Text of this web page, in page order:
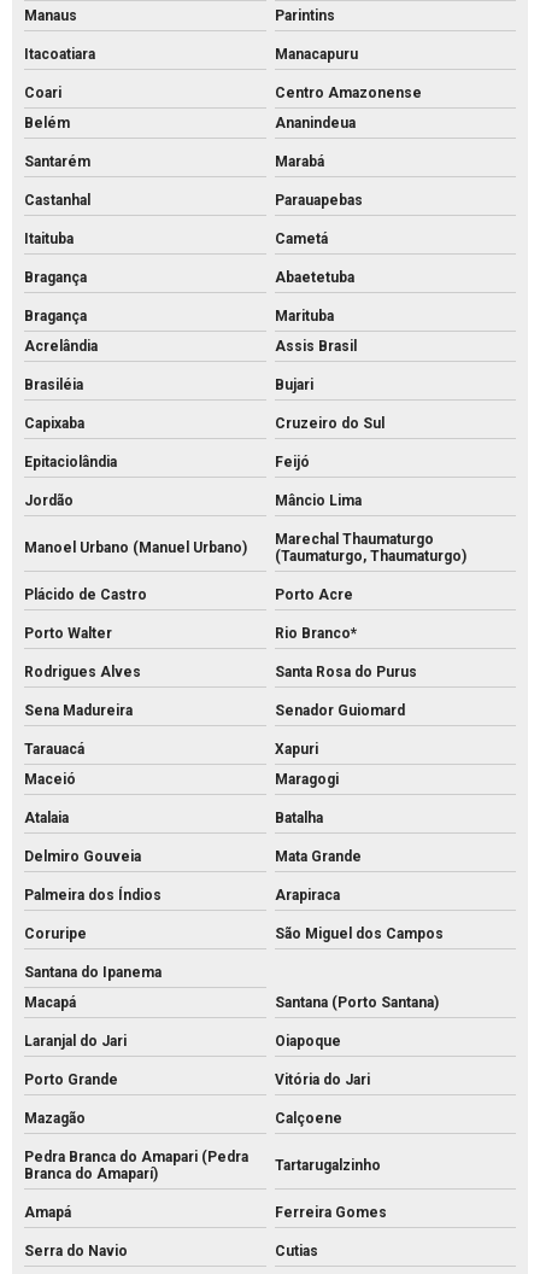
Manaus
Parintins
Itacoatiara Manacapuru
Coari
Centro Amazonense
Belém
Ananindeua
Santarém Marabá
Castanhal Parauapebas
Itaituba Cametá
Bragança Abaetetuba
Bragança
Marituba
Acrelândia
Assis Brasil
Brasiléia Bujari
Capixaba Cruzeiro do Sul
Epitaciolândia Feijó
Jordão Mâncio Lima
Manoel Urbano (Manuel Urbano)
Marechal Thaumaturgo
(Taumaturgo, Thaumaturgo)
Plácido de Castro Porto Acre
Porto Walter Rio Branco*
Rodrigues Alves Santa Rosa do Purus
Sena Madureira Senador Guiomard
Tarauacá
Xapuri
Maceió
Maragogi
Atalaia Batalha
Delmiro Gouveia Mata Grande
Palmeira dos Índios Arapiraca
Coruripe São Miguel dos Campos
Santana do Ipanema
Macapá
Santana (Porto Santana)
Laranjal do Jari Oiapoque
Porto Grande Vitória do Jari
Mazagão Calçoene
Pedra Branca do Amapari (Pedra
Branca do Amaparí)
Tartarugalzinho
Amapá Ferreira Gomes
Serra do Navio Cutias